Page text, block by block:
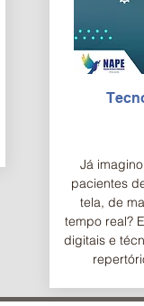
Já
pacientes
tela, de
tempo real?
digitais e
online.